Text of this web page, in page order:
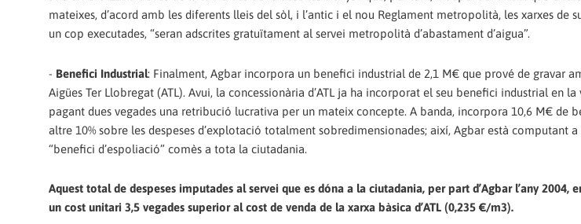
mateixes, d’acord amb les diferents lleis del sòl, i l’antic i el nou Reglament metropolità, les xarxes de
un cop executades, “seran adscrites gratuïtament al servei metropolità d’abastament d’aigua”.
- Benefici Industrial: Finalment, Agbar incorpora un benefici industrial de 2,1 M€ que prové de gravar
Aigües Ter Llobregat (ATL). Avui, la concessionària d’ATL ja ha incorporat el seu benefici industrial en
pagant dues vegades una retribució lucrativa per un mateix concepte. A banda, incorpora 10,6 M€ de
altre 10% sobre les despeses d’explotació totalment sobredimensionades; així, Agbar està computant
“benefici d’espoliació” comès a tota la ciutadania.
Aquest total de despeses imputades al servei que es dóna a la ciutadania, per part d’Agbar l’any 2004,
un cost unitari 3,5 vegades superior al cost de venda de la xarxa bàsica d’ATL (0,235 €/m3).